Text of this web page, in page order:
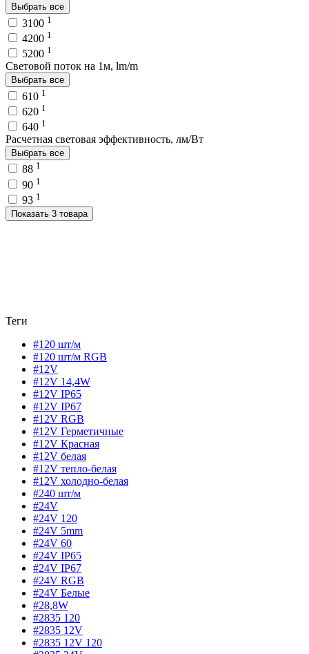
Выбрать все
3100 1
4200 1
5200 1
Световой поток на 1м, lm/m
Выбрать все
610 1
620 1
640 1
Расчетная световая эффективность, лм/Вт
Выбрать все
88 1
90 1
93 1
Показать 3 товара
Теги
#120 шт/м
#120 шт/м RGB
#12V
#12V 14,4W
#12V IP65
#12V IP67
#12V RGB
#12V Герметичные
#12V Красная
#12V белая
#12V тепло-белая
#12V холодно-белая
#240 шт/м
#24V
#24V 120
#24V 5mm
#24V 60
#24V IP65
#24V IP67
#24V RGB
#24V Белые
#28,8W
#2835 120
#2835 12V
#2835 12V 120